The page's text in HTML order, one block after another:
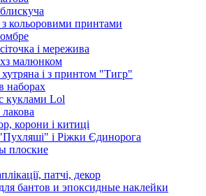
кольоровими принтами
і мережива
малюнком
і з принтом "Тигр"
наборах
куклами Lol
корони і китиці
і Ріжки Єдинорога
плоские
патчі, декор
бантов и эпоксидные наклейки